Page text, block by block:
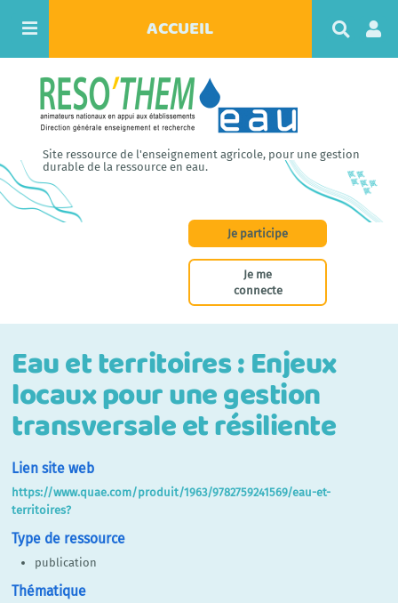
ACCUEIL
c
e
r
Site ressource de l'enseignement agricole, pour une gestion
durable de la ressource en eau.
Je participe
Je me
connecte
Eau et territoires : Enjeux
locaux pour une gestion
transversale et résiliente
Lien site web
https://www.quae.com/produit/1963/9782759241569/eau-et-
territoires?
Type de ressource
publication
Thématique